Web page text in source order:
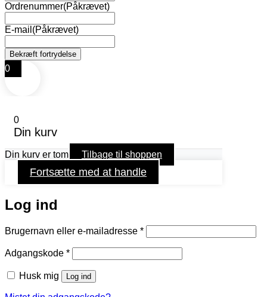
Ordrenummer(Påkrævet)
E-mail (Påkrævet)
0
0
Din kurv
Din kurv er tom Tilbage til shoppen
Fortsætte med at handle
Log ind
Brugernavn eller e-mailadresse *Påkrævet
Adgangskode *Påkrævet
Husk mig Log ind